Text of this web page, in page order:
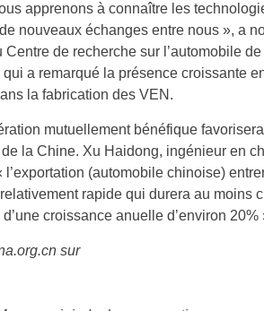
apprenons à connaître les
nouveaux échanges entre nous », a
Centre de recherche sur l’automobile
a remarqué la présence croissante
la fabrication des VEN.
mutuellement bénéfique
la Chine. Xu Haidong, ingénieur en
l’exportation (automobile chinoise)
rapide qui durera au moins
d’une croissance anuelle d’environ 20%
sur